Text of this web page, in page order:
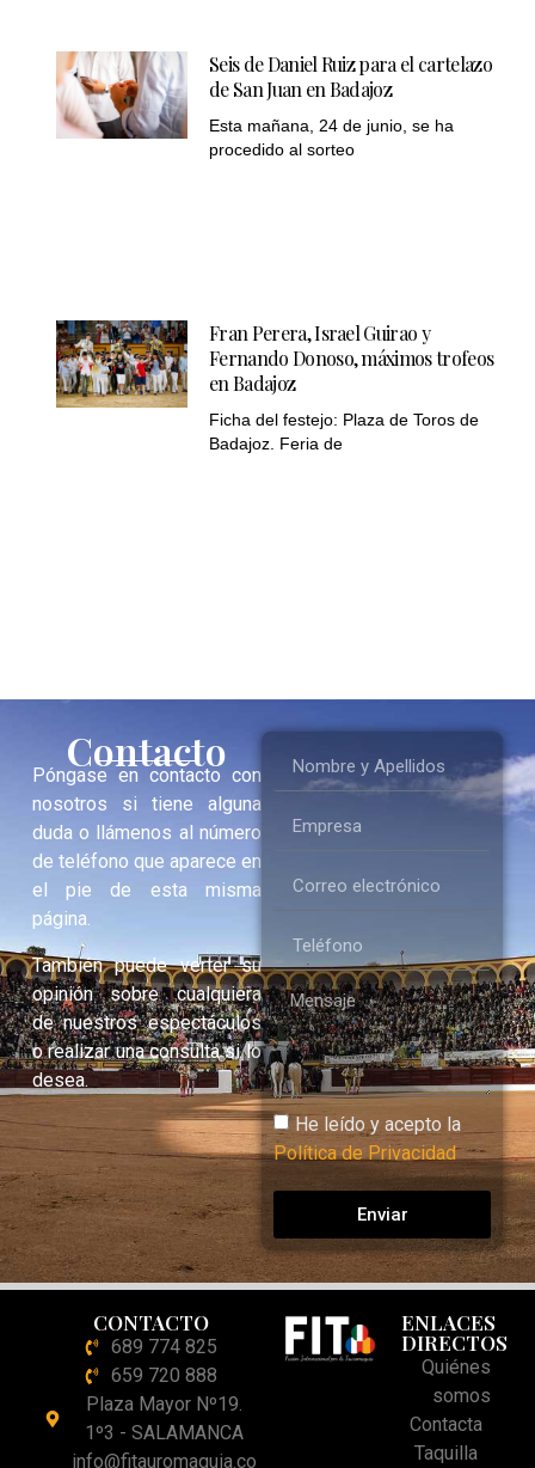
Seis de Daniel Ruiz para el cartelazo
de San Juan en Badajoz
Esta mañana, 24 de junio, se ha
procedido al sorteo
Fran Perera, Israel Guirao y
Fernando Donoso, máximos trofeos
en Badajoz
Ficha del festejo: Plaza de Toros de
Badajoz. Feria de
Contacto
Póngase en contacto con
nosotros si tiene alguna
duda o llámenos al número
de teléfono que aparece en
el pie de esta misma
página.
También puede verter su
opinión sobre cualquiera
de nuestros espectáculos
o realizar una consulta si lo
desea.
He leído y acepto la
Política de Privacidad
Enviar
CONTACTO
689 774 825
659 720 888
Plaza Mayor Nº19.
1º3 - SALAMANCA
info@fitauromaquia.co
ENLACES
DIRECTOS
Quiénes
somos
Contacta
Taquilla